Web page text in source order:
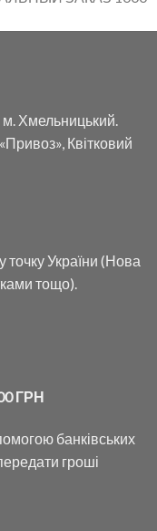
м. Хмельницький.
Квітковий
точку України (Нова
тощо).
ГРН
банківських
гроші